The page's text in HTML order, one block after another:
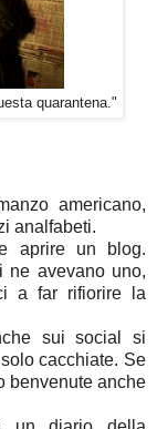
quarantena."
americano,
analfabeti.
aprire un blog.
ne avevano uno,
a far rifiorire la
sui social si
cacchiate. Se
benvenute anche